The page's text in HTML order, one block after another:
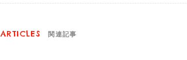
関連記事